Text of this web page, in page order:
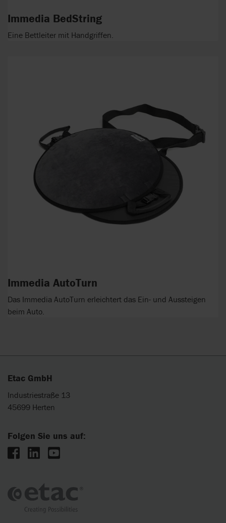
Immedia BedString
Eine Bettleiter mit Handgriffen.
Immedia AutoTurn
Das Immedia AutoTurn erleichtert das Ein- und Aussteigen
beim Auto.
Etac GmbH
Industriestraße 13
45699 Herten
Folgen Sie uns auf: